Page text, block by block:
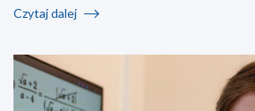
Czytaj dalej